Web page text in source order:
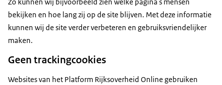
bekijken en hoe lang zij op de site blijven. Met deze informatie
kunnen wij de site verder verbeteren en gebruiksvriendelijker
maken.
Geen trackingcookies
Websites van het Platform Rijksoverheid Online gebruiken